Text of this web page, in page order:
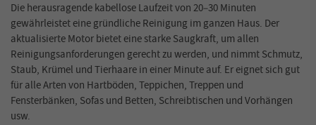
Die herausragende kabellose Laufzeit von 20–30 Minuten
gewährleistet eine gründliche Reinigung im ganzen Haus. Der
aktualisierte Motor bietet eine starke Saugkraft, um allen
Reinigungsanforderungen gerecht zu werden, und nimmt Schmutz,
Staub, Krümel und Tierhaare in einer Minute auf. Er eignet sich gut
für alle Arten von Hartböden, Teppichen, Treppen und
Fensterbänken, Sofas und Betten, Schreibtischen und Vorhängen
usw.